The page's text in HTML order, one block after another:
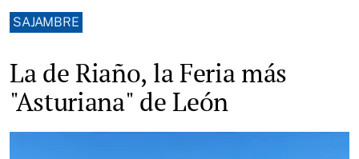
SAJAMBRE
La de Riaño, la Feria más
"Asturiana" de León